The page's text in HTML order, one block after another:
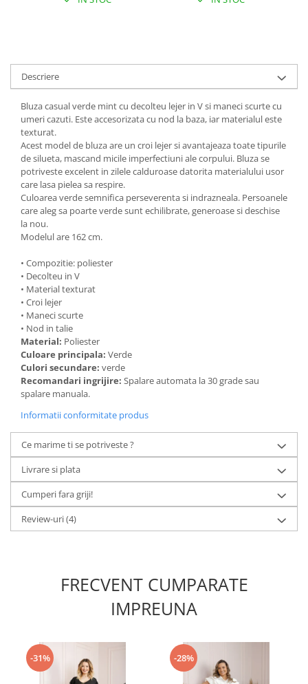
Descriere
Bluza casual verde mint cu decolteu lejer in V si maneci scurte cu
umeri cazuti. Este accesorizata cu nod la baza, iar materialul este
texturat.
Acest model de bluza are un croi lejer si avantajeaza toate tipurile
de silueta, mascand micile imperfectiuni ale corpului. Bluza se
potriveste excelent in zilele calduroase datorita materialului usor
care lasa pielea sa respire.
Culoarea verde semnifica perseverenta si indrazneala. Persoanele
care aleg sa poarte verde sunt echilibrate, generoase si deschise
la nou.
Modelul are 162 cm.
• Compozitie: poliester
• Decolteu in V
• Material texturat
• Croi lejer
• Maneci scurte
• Nod in talie
Material: Poliester
Culoare principala: Verde
Culori secundare: verde
Recomandari ingrijire: Spalare automata la 30 grade sau
spalare manuala.
Informatii conformitate produs
Ce marime ti se potriveste ?
Livrare si plata
Cumperi fara griji!
Review-uri(4)
FRECVENT CUMPARATE
IMPREUNA
-31% -28%